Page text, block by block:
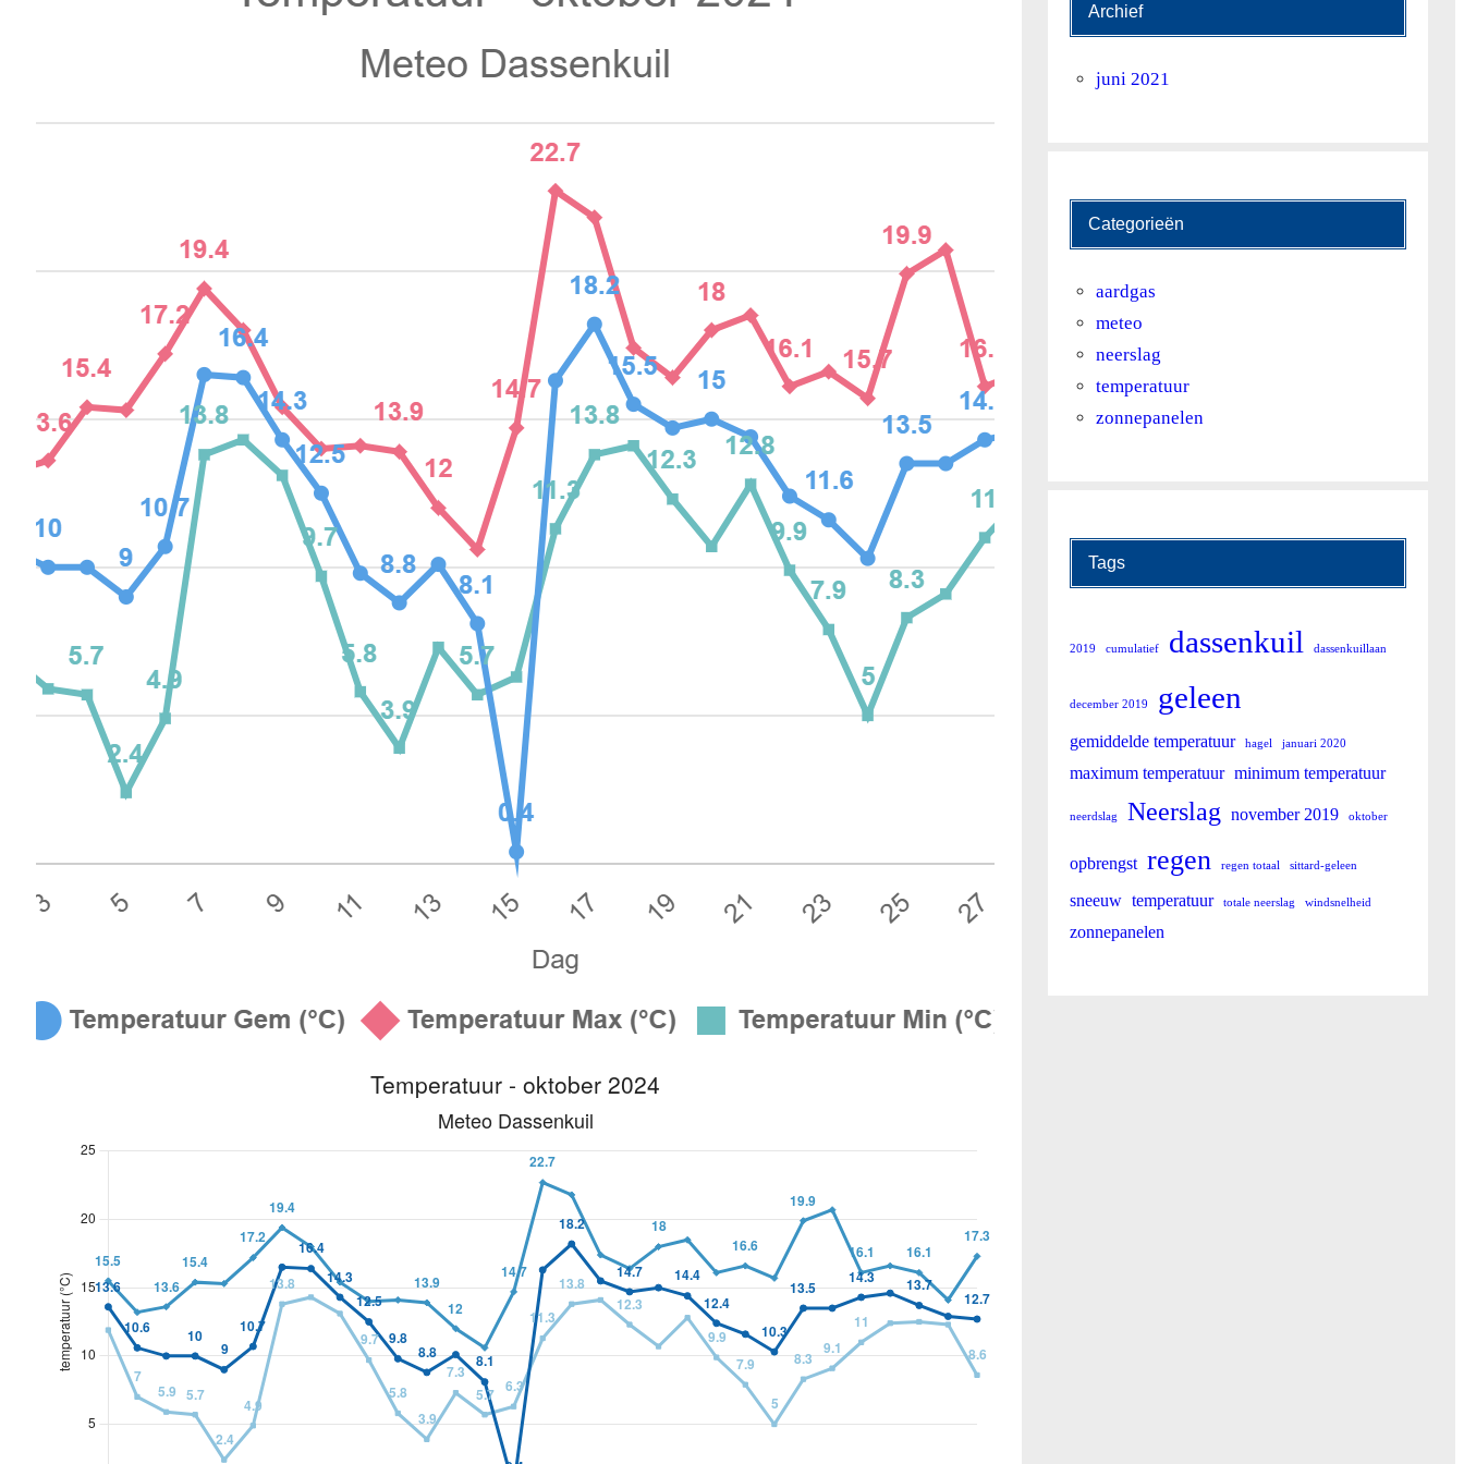
Archief
juni 2021
Categorieën
aardgas
meteo
neerslag
temperatuur
zonnepanelen
Tags
2019 cumulatief dassenkuil dassenkuillaan
december 2019 geleen
gemiddelde temperatuur hagel januari 2020
maximum temperatuur minimum temperatuur
neerdslag Neerslag november 2019 oktober
opbrengst regen regen totaal sittard-geleen
sneeuw temperatuur totale neerslag windsnelheid
zonnepanelen